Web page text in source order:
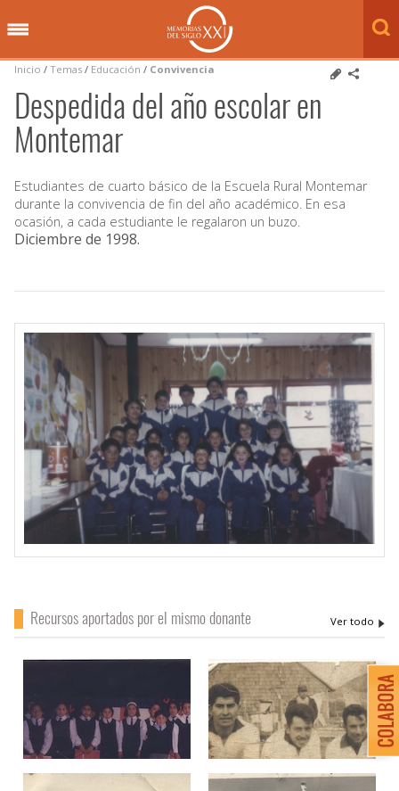
Inicio / Temas / Educación / Convivencia
Despedida del año escolar en
Montemar
Estudiantes de cuarto básico de la Escuela Rural Montemar
durante la convivencia de fin del año académico. En esa
ocasión, a cada estudiante le regalaron un buzo.
Diciembre de 1998.
Recursos aportados por el mismo donante